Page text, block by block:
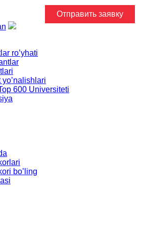
ro’yhati
600 Universiteti
bo’ling
Отправить заявку